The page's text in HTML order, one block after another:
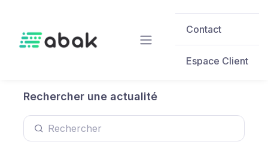
Contact
Espace Client
Rechercher une actualité